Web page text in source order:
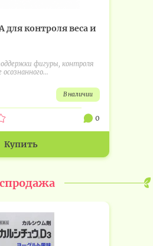
для контроля веса и
фигуры, контроля
в наличии
0
Купить